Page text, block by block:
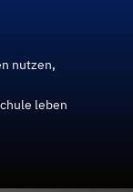
nutzen,
leben